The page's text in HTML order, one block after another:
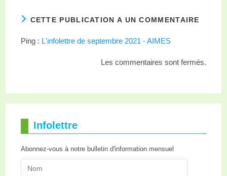
CETTE PUBLICATION A UN COMMENTAIRE
Ping : L'infolettre de septembre 2021 - AIMES
Les commentaires sont fermés.
Infolettre
Abonnez-vous à notre bulletin d'information mensuel